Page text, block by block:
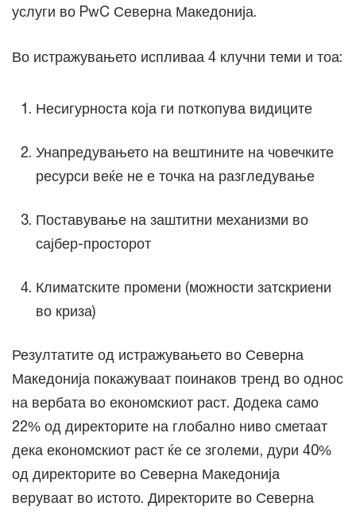
услуги во PwC Северна Македонија.
Во истражувањето испливаа 4 клучни теми и тоа:
Несигурноста која ги поткопува видиците
Унапредувањето на вештините на човечките
ресурси веќе не е точка на разгледување
Поставување на заштитни механизми во
сајбер-просторот
Климатските промени (можности затскриени
во криза)
Резултатите од истражувањето во Северна
Македонија покажуваат поинаков тренд во однос
на вербата во економскиот раст. Додека само
22% од директорите на глобално ниво сметаат
дека економскиот раст ќе се зголеми, дури 40%
од директорите во Северна Македонија
веруваат во истото. Директорите во Северна